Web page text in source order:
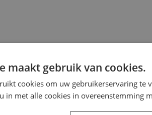
maakt gebruik van cookies.
cookies om uw gebruikerservaring te
in met alle cookies in overeenstemming